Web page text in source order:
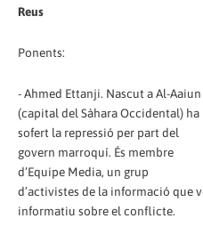
Reus
Ponents:
- Ahmed Ettanji. Nascut a Al-Aaiun
(capital del Sàhara Occidental) ha
sofert la repressió per part del
govern marroquí. És membre
d’Equipe Media, un grup
d’activistes de la informació que
informatiu sobre el conflicte.